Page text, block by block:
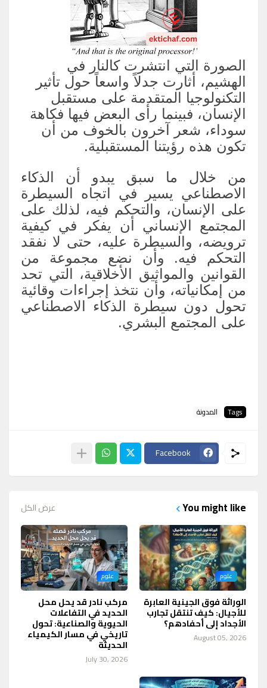
الصورة التي انتشرت كالنار في
الهشيم، أثارت جدلاً واسعاً حول تأثير
التكنولوجيا المتقدمة على مستقبل
الإنسان، فبينما رأى البعض فيها فكاهة
سوداء، شعر آخرون بالخوف من أن
تكون هذه رؤيتنا المستقبلية.
من خلال ما سبق يبدو أن الذكاء
الاصطناعي يسير في اتجاه السيطرة
على الإنسان، والتحكم فيه، لذلك على
المجتمع الإنساني أن يفكر في كيفية
ترويضه، والسيطرة عليه، حتى لا نفقد
التحكم فيه. وأن نضع مجموعة من
القوانين والمواثيق الأخلاقية، التي تحد
من إمكانياته، وأن نتخذ إجراءات وقائية
تحول دون سيطرة الذكاء الاصطناعي
على المجتمع البشري.
Tags المدونة
Facebook
You might like عرض الكل
علوم
الوراثة فوق الجينية العابرة
للأجيال: كيف تنتقل تجارب
الأجداد إلى أحفادهم؟
August 05, 2026
علوم
مركب نادر قد يحل محل
الحديد في التفاعلات
الحيوية والصناعية: تحول
تاريخي في مسار الكيمياء
الحديثة
July 30, 2026